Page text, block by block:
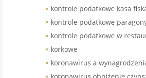
kontrole podatkowe kasa
kontrole podatkowe
kontrole podatkowe w
korkowe
koronawirus a